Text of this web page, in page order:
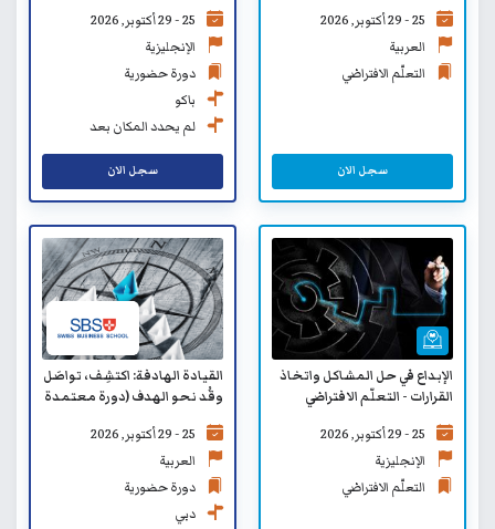
25 - 29 أكتوبر, 2026
العربية
التعلّم الافتراضي
سجل الان
25 - 29 أكتوبر, 2026
الإنجليزية
دورة حضورية
باكو
لم يحدد المكان بعد
سجل الان
الإبداع في حل المشاكل واتخاذ
القرارات - التعلّم الافتراضي
25 - 29 أكتوبر, 2026
الإنجليزية
التعلّم الافتراضي
القيادة الهادفة: اكتشِف، تواصَل
وقُد نحو الهدف (دورة معتمدة
SBS)
25 - 29 أكتوبر, 2026
العربية
دورة حضورية
دبي